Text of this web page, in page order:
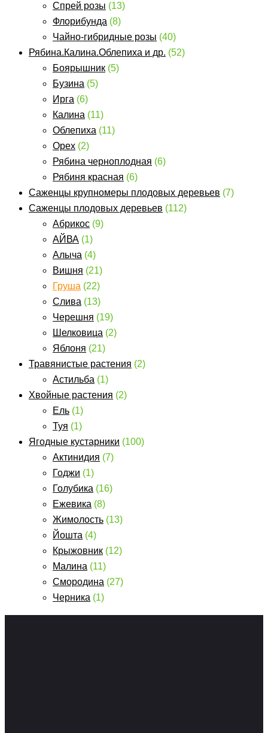
Спрей розы (13)
Флорибунда (8)
Чайно-гибридные розы (40)
Рябина.Калина.Облепиха и др. (52)
Боярышник (5)
Бузина (5)
Ирга (6)
Калина (11)
Облепиха (11)
Орех (2)
Рябина черноплодная (6)
Рябиня красная (6)
Саженцы крупномеры плодовых деревьев (7)
Саженцы плодовых деревьев (112)
Абрикос (9)
АЙВА (1)
Алыча (4)
Вишня (21)
Груша (22)
Слива (13)
Черешня (19)
Шелковица (2)
Яблоня (21)
Травянистые растения (2)
Астильба (1)
Хвойные растения (2)
Ель (1)
Туя (1)
Ягодные кустарники (100)
Актинидия (7)
Годжи (1)
Голубика (16)
Ежевика (8)
Жимолость (13)
Йошта (4)
Крыжовник (12)
Малина (11)
Смородина (27)
Черника (1)